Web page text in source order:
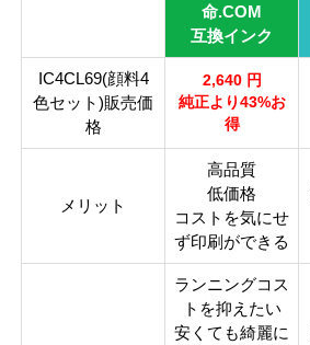
命.COM
互換インク
IC4CL69(顔料4
色セット)販売価
格
2,640 円
純正より43%お
得
メリット
高品質
低価格
コストを気にせ
ず印刷ができる
ランニングコス
トを抑えたい
安くても綺麗に